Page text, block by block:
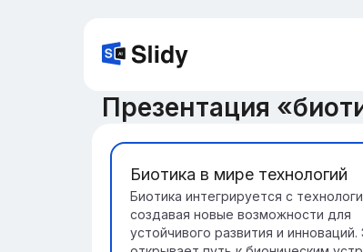
Презентация
Биотика в мире технологий
Биотика интегрируется с
создавая новые возможности для
устойчивого развития и инноваций.